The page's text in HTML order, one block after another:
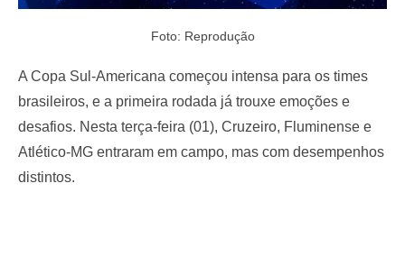
Foto: Reprodução
A Copa Sul-Americana começou intensa para os times
brasileiros, e a primeira rodada já trouxe emoções e
desafios. Nesta terça-feira (01), Cruzeiro, Fluminense e
Atlético-MG entraram em campo, mas com desempenhos
distintos.